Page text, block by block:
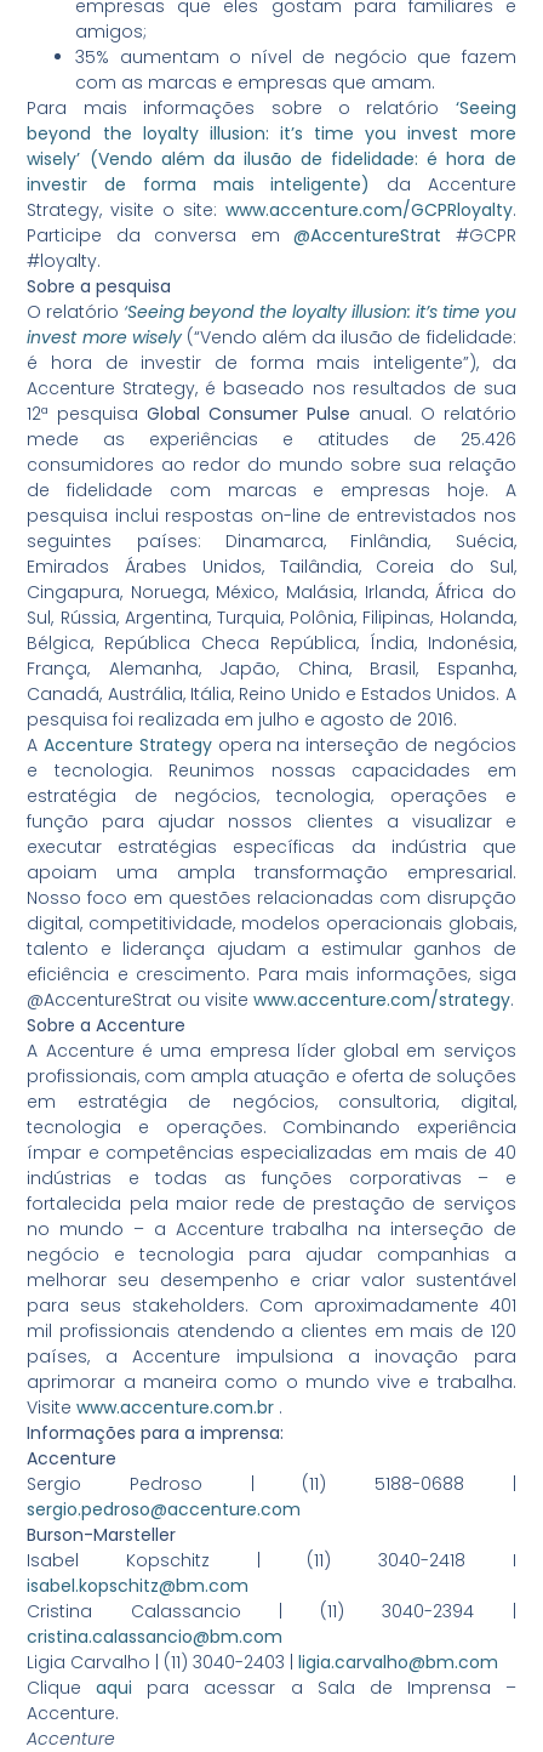
empresas que eles gostam para familiares e
amigos;
35% aumentam o nível de negócio que fazem
com as marcas e empresas que amam.
Para mais informações sobre o relatório ‘Seeing
beyond the loyalty illusion: it’s time you invest more
wisely’ (Vendo além da ilusão de fidelidade: é hora de
investir de forma mais inteligente)
da Accenture
Strategy, visite o site: www.accenture.com/GCPRloyalty.
Participe da conversa em@AccentureStrat #GCPR
#loyalty.
Sobre a pesquisa
O relatório ‘Seeing beyond the loyalty illusion: it’s time you
invest more wisely(“Vendo além da ilusão de fidelidade:
é hora de investir de forma mais inteligente”), da
Accenture Strategy, é baseado nos resultados de sua
12ª pesquisaGlobal Consumer Pulse anual. O relatório
mede as experiências e atitudes de 25.426
consumidores ao redor do mundo sobre sua relação
de fidelidade com marcas e empresas hoje. A
pesquisa inclui respostas on-line de entrevistados nos
seguintes países: Dinamarca, Finlândia, Suécia,
Emirados Árabes Unidos, Tailândia, Coreia do Sul,
Cingapura, Noruega, México, Malásia, Irlanda, África do
Sul, Rússia, Argentina, Turquia, Polônia, Filipinas, Holanda,
Bélgica, República Checa República, Índia, Indonésia,
França, Alemanha, Japão, China, Brasil, Espanha,
Canadá, Austrália, Itália, Reino Unido e Estados Unidos. A
pesquisa foi realizada em julho e agosto de 2016.
AAccenture Strategyopera na interseção de negócios
e tecnologia. Reunimos nossas capacidades em
estratégia de negócios, tecnologia, operações e
função para ajudar nossos clientes a visualizar e
executar estratégias específicas da indústria que
apoiam uma ampla transformação empresarial.
Nosso foco em questões relacionadas com disrupção
digital, competitividade, modelos operacionais globais,
talento e liderança ajudam a estimular ganhos de
eficiência e crescimento. Para mais informações, siga
@AccentureStrat ou visitewww.accenture.com/strategy.
Sobre a Accenture
A Accenture é uma empresa líder global em serviços
profissionais, com ampla atuação e oferta de soluções
em estratégia de negócios, consultoria, digital,
tecnologia e operações. Combinando experiência
ímpar e competências especializadas em mais de 40
indústrias e todas as funções corporativas – e
fortalecida pela maior rede de prestação de serviços
no mundo – a Accenture trabalha na interseção de
negócio e tecnologia para ajudar companhias a
melhorar seu desempenho e criar valor sustentável
para seus stakeholders. Com aproximadamente 401
mil profissionais atendendo a clientes em mais de 120
países, a Accenture impulsiona a inovação para
aprimorar a maneira como o mundo vive e trabalha.
Visitewww.accenture.com.br .
Informações para a imprensa:
Accenture
Sergio Pedroso | (11) 5188-0688 |
sergio.pedroso@accenture.com
Burson-Marsteller
Isabel Kopschitz | (11) 3040-2418 I
isabel.kopschitz@bm.com
Cristina Calassancio | (11) 3040-2394 |
cristina.calassancio@bm.com
Ligia Carvalho | (11) 3040-2403 |ligia.carvalho@bm.com
Cliqueaqui para acessar a Sala de Imprensa –
Accenture.
Accenture